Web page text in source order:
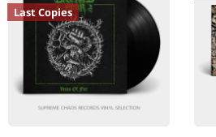
Last Copies